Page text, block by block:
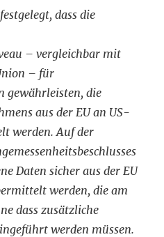
dass die
– vergleichbar mit
– für
gewährleisten, die
aus der EU an US-
werden. Auf der
Daten sicher aus der EU
werden, die am
dass zusätzliche
werden müssen.